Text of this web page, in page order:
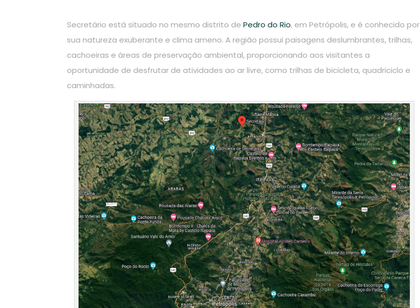
Secretário está situado no mesmo distrito de Pedro do Rio, em Petrópolis, e é conhecido por
sua natureza exuberante e clima ameno. A região possui paisagens deslumbrantes, trilhas,
cachoeiras e áreas de preservação ambiental, proporcionando aos visitantes a
oportunidade de desfrutar de atividades ao ar livre, como trilhas de bicicleta, quadriciclo e
caminhadas.